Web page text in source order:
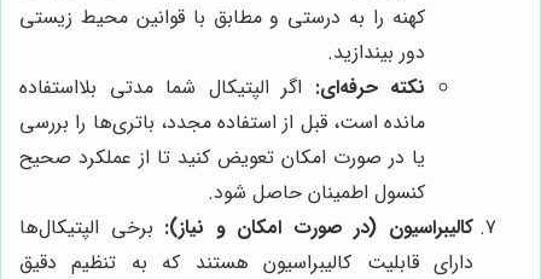
کهنه را به درستی و مطابق با قوانین محیط زیستی
دور بیندازید.
نکته حرفه‌ای: اگر الپتیکال شما مدتی بلااستفاده
مانده است، قبل از استفاده مجدد، باتری‌ها را بررسی
یا در صورت امکان تعویض کنید تا از عملکرد صحیح
کنسول اطمینان حاصل شود.
کالیبراسیون (در صورت امکان و نیاز): برخی الپتیکال‌ها
دارای قابلیت کالیبراسیون هستند که به تنظیم دقیق